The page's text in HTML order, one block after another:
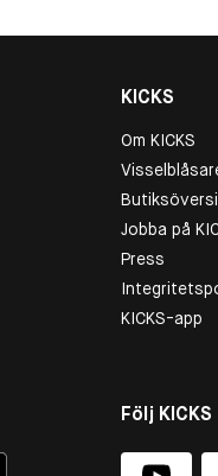
KICKS
Om KICKS
Jobba på
Press
KICKS-app
Följ KICKS